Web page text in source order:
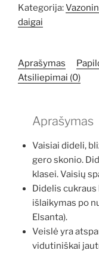
Kategorija:
daigai
Aprašymas
Atsiliepimai (0)
Aprašymas
Vaisiai dideli,
gero skonio.
klasei. Vaisių
Didelis
išlaikymas po
Elsanta).
Veislė yra
vidutiniškai